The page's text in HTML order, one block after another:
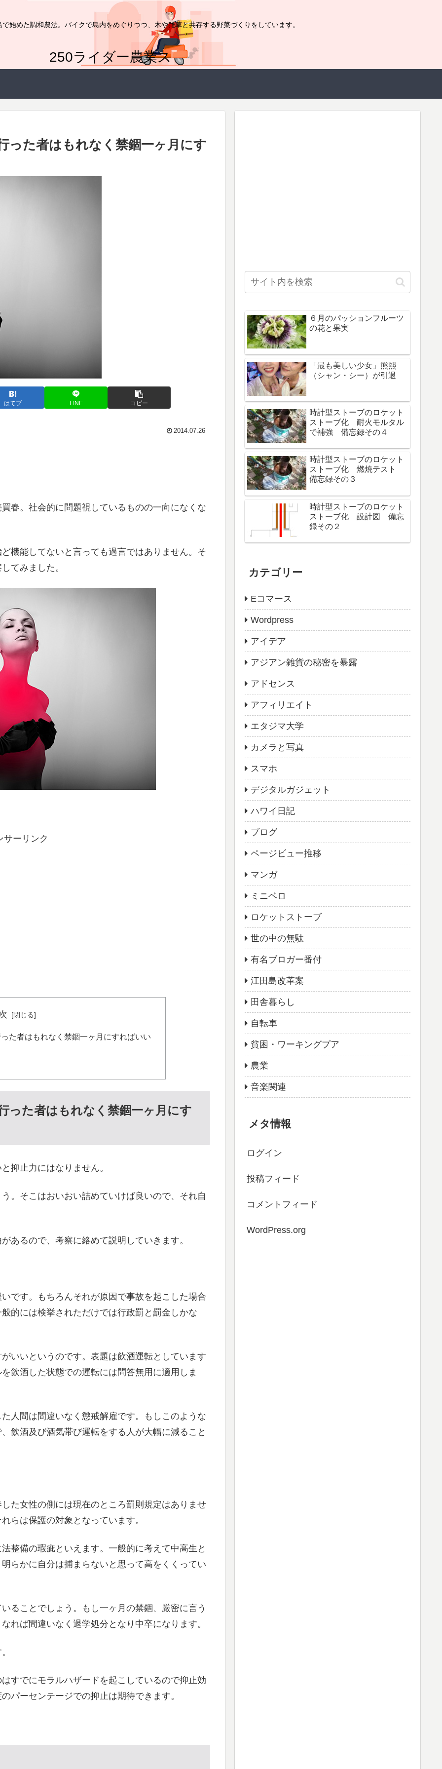
始めた調和農法。バイクで島内をめぐりつつ、木や雑草と共存する野菜づくりをしています。
250ライダー農業ス
った者はもれなく禁錮一ヶ月にす
はてブ LINE コピー
2014.07.26
春。社会的に問題視しているものの一向になくな
機能してないと言っても過言ではありません。そ
てみました。
サーリンク
た者はもれなく禁錮一ヶ月にすればいい
った者はもれなく禁錮一ヶ月にす
抑止力にはなりません。
。そこはおいおい詰めていけば良いので、それ自
あるので、考察に絡めて説明していきます。
です。もちろんそれが原因で事故を起こした場合
的には検挙されただけでは行政罰と罰金しかな
いいというのです。表題は飲酒運転としています
飲酒した状態での運転には問答無用に適用しま
人間は間違いなく懲戒解雇です。もしこのような
飲酒及び酒気帯び運転をする人が大幅に減ること
た女性の側には現在のところ罰則規定はありませ
らは保護の対象となっています。
整備の瑕疵といえます。一般的に考えて中高生と
らかに自分は捕まらないと思って高をくくってい
ることでしょう。もし一ヶ月の禁錮、厳密に言う
れば間違いなく退学処分となり中卒になります。
すでにモラルハザードを起こしているので抑止効
パーセンテージでの抑止は期待できます。
６月のパッションフルーツ
の花と果実
「最も美しい少女」熊熙
（シャン・シー）が引退
時計型ストーブのロケット
ストーブ化 耐火モルタル
で補強 備忘録その４
時計型ストーブのロケット
ストーブ化 燃焼テスト
備忘録その３
時計型ストーブのロケット
ストーブ化 設計図 備忘
録その２
カテゴリー
Eコマース
Wordpress
アイデア
アジアン雑貨の秘密を暴露
アドセンス
アフィリエイト
エタジマ大学
カメラと写真
スマホ
デジタルガジェット
ハワイ日記
ブログ
ページビュー推移
マンガ
ミニベロ
ロケットストーブ
世の中の無駄
有名ブロガー番付
江田島改革案
田舎暮らし
自転車
貧困・ワーキングプア
農業
音楽関連
メタ情報
ログイン
投稿フィード
コメントフィード
WordPress.org